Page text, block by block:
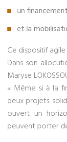
un
et la
Ce dispositif
Dans son
Maryse
« Même si à la
deux projets
ouvert un
peuvent porter